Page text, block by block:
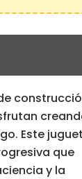
de
Este
que
y la